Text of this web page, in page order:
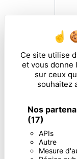
Ce site utilise
et vous donne
sur ceux
souhaitez
Nos
(17)
APIs
Autre
Mesure